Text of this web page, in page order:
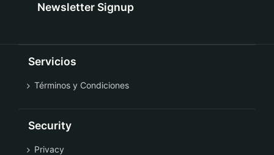
Newsletter Signup
Servicios
Términos y Condiciones
Security
Privacy